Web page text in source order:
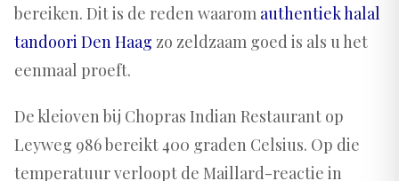
bereiken. Dit is de reden waarom authentiek halal
tandoori Den Haag zo zeldzaam goed is als u het
eenmaal proeft.
De kleioven bij Chopras Indian Restaurant op
Leyweg 986 bereikt 400 graden Celsius. Op die
temperatuur verloopt de Maillard-reactie in